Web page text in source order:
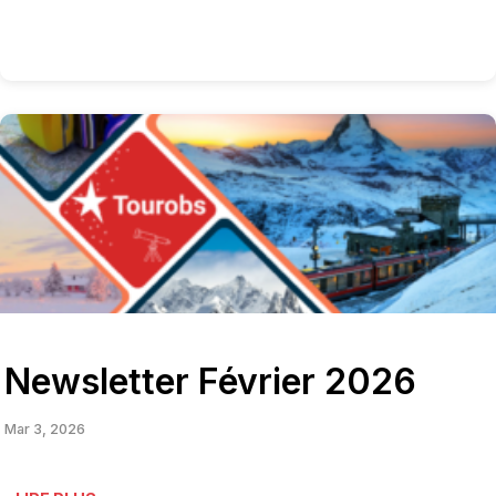
Newsletter Février 2026
Mar 3, 2026